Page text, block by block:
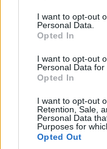
I want to opt-out
Personal Data.
Opted In
I want to opt-out
Personal Data for
Opted In
I want to opt-out
Retention, Sale,
Personal Data
Purposes for
Opted Out
piangere
capiscano che è
eterno per la
ricordare che
prende pari pari
dei cantautori
in un modo
profondità, che